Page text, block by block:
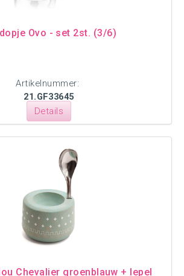
Ovo - set 2st. (3/6)
Artikelnummer:
21.GF33645
Details
Chevalier groenblauw + lepel